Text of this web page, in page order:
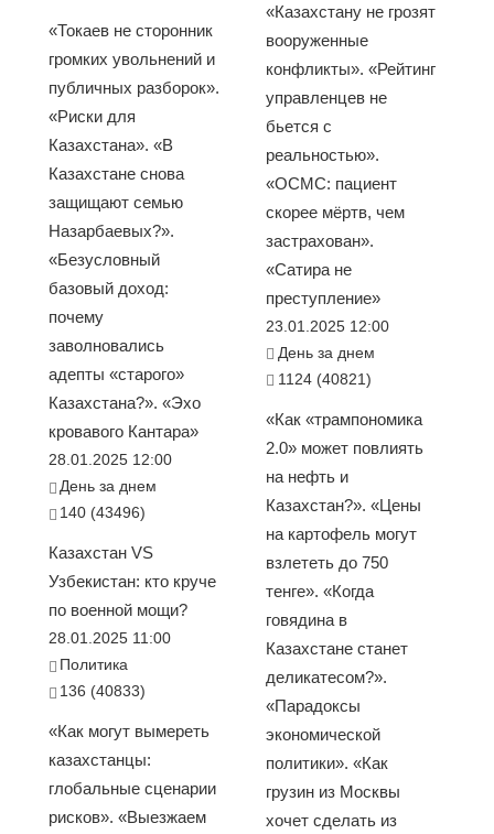
«Токаев не сторонник
громких увольнений и
публичных разборок».
«Риски для
Казахстана». «В
Казахстане снова
защищают семью
Назарбаевых?».
«Безусловный
базовый доход:
почему
заволновались
адепты «старого»
Казахстана?». «Эхо
кровавого Кантара»
28.01.2025 12:00
День за днем
140 (43496)
Казахстан VS
Узбекистан: кто круче
по военной мощи?
28.01.2025 11:00
Политика
136 (40833)
«Как могут вымереть
казахстанцы:
глобальные сценарии
рисков». «Выезжаем
«Казахстану не грозят
вооруженные
конфликты». «Рейтинг
управленцев не
бьется с
реальностью».
«ОСМС: пациент
скорее мёртв, чем
застрахован».
«Сатира не
преступление»
23.01.2025 12:00
День за днем
1124 (40821)
«Как «трампономика
2.0» может повлиять
на нефть и
Казахстан?». «Цены
на картофель могут
взлететь до 750
тенге». «Когда
говядина в
Казахстане станет
деликатесом?».
«Парадоксы
экономической
политики». «Как
грузин из Москвы
хочет сделать из